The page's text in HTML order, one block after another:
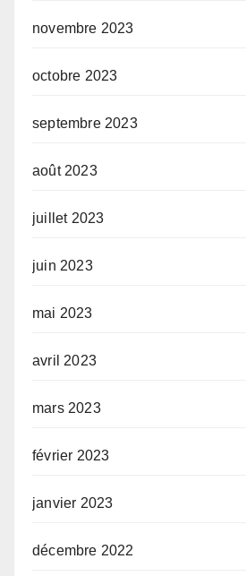
novembre 2023
octobre 2023
septembre 2023
août 2023
juillet 2023
juin 2023
mai 2023
avril 2023
mars 2023
février 2023
janvier 2023
décembre 2022